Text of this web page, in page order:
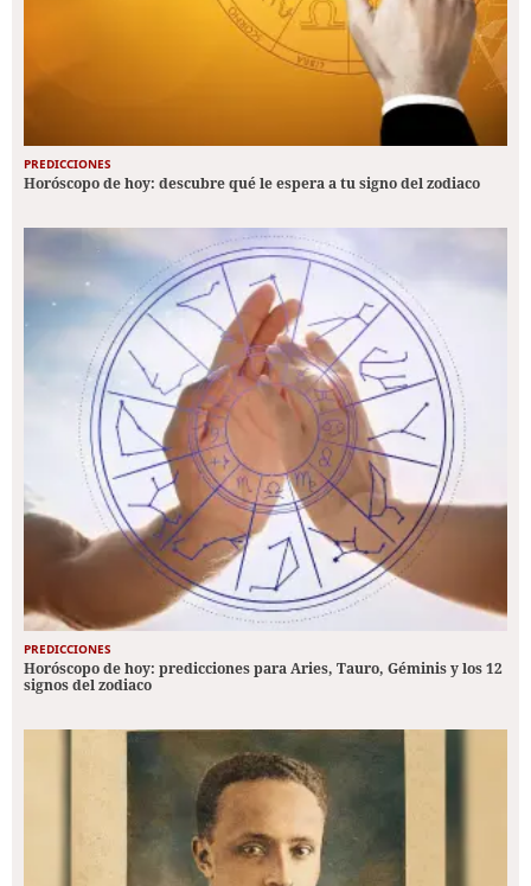
PREDICCIONES
Horóscopo de hoy: descubre qué le espera a tu signo del zodiaco
PREDICCIONES
Horóscopo de hoy: predicciones para Aries, Tauro, Géminis y los 12
signos del zodiaco